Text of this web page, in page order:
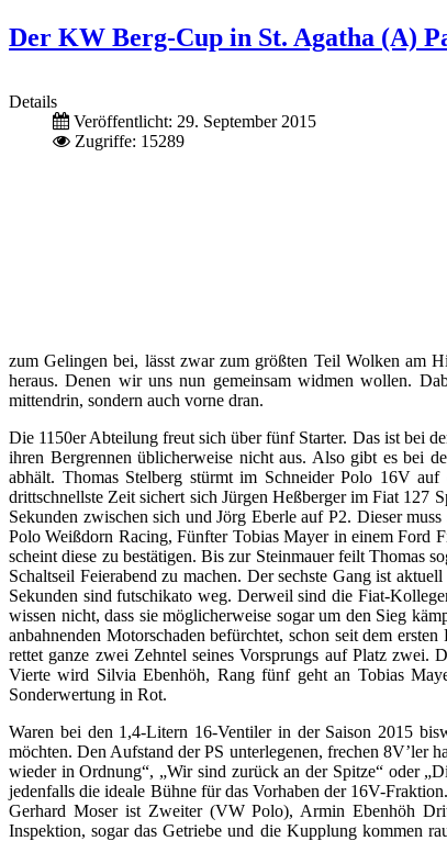
Der KW Berg-Cup in St. Agatha (A)
Details
Veröffentlicht: 29. September 2015
Zugriffe: 15289
zum Gelingen bei, lässt zwar zum größten Teil Wolken am
heraus. Denen wir uns nun gemeinsam widmen wollen.
mittendrin, sondern auch vorne dran.
Die 1150er Abteilung freut sich über fünf Starter. Das ist bei
ihren Bergrennen üblicherweise nicht aus. Also gibt es bei
abhält. Thomas Stelberg stürmt im Schneider Polo 16V
drittschnellste Zeit sichert sich Jürgen Heßberger im Fiat 127
Sekunden zwischen sich und Jörg Eberle auf P2. Dieser
Polo Weißdorn Racing, Fünfter Tobias Mayer in einem Ford
scheint diese zu bestätigen. Bis zur Steinmauer feilt Thomas
Schaltseil Feierabend zu machen. Der sechste Gang ist
Sekunden sind futschikato weg. Derweil sind die Fiat-
wissen nicht, dass sie möglicherweise sogar um den Sieg
anbahnenden Motorschaden befürchtet, schon seit dem
rettet ganze zwei Zehntel seines Vorsprungs auf Platz zwei.
Vierte wird Silvia Ebenhöh, Rang fünf geht an Tobias
Sonderwertung in Rot.
Waren bei den 1,4-Litern 16-Ventiler in der Saison 2015
möchten. Den Aufstand der PS unterlegenen, frechen 8V’ler
wieder in Ordnung“, „Wir sind zurück an der Spitze“ oder
jedenfalls die ideale Bühne für das Vorhaben der 16V-
Gerhard Moser ist Zweiter (VW Polo), Armin Ebenhöh
Inspektion, sogar das Getriebe und die Kupplung kommen